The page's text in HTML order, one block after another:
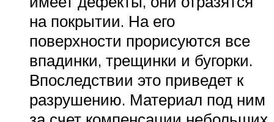
на покрытии. На его
поверхности прорисуются все
впадинки, трещинки и бугорки.
Впоследствии это приведет к
разрушению. Материал под ним